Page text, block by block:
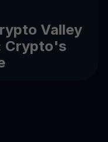
Valley
Crypto's